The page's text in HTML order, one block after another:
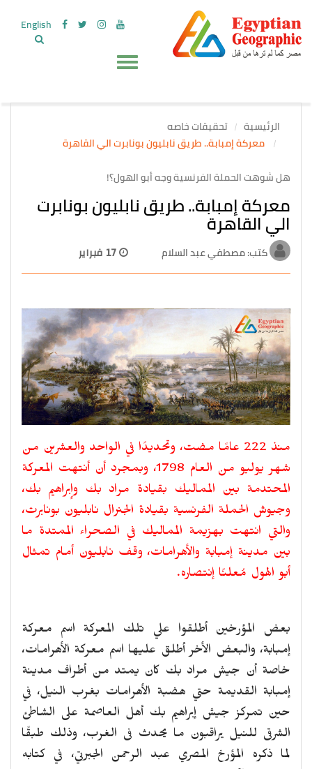
English
الرئيسية
تحقيقات خاصه
معركة إمبابة.. طريق نابليون بونابرت الي القاهرة
هل شوهت الحملة الفرنسية وجه أبو الهول؟!
معركة إمبابة.. طريق نابليون بونابرت
الي القاهرة
كتب: مصطفي عبد السلام
منذ 222 عامًا مضت، وتحديدًا في الواحد والعشرين من
شهر يوليو من العام 1798، وبمجرد أن أنتهت المعركة
المحتدمة بين المماليك بقيادة مراد بك وإبراهيم بك،
وجيوش الحملة الفرنسية بقيادة الجنرال نابليون بونابرت،
والتي انتهت بهزيمة المماليك في الصحراء الممتدة ما
بين مدينة إمبابة والأهرامات، وقف نابليون أمام تمثال
أبو الهول مُعلنًا إنتصاره.
بعض المؤرخين أطلقوا علي تلك المعركة اسم معركة
إمبابة، والبعض الأخر أطلق عليها اسم معركة الأهرامات،
خاصة أن جيش مراد بك كان يمتد من أطراف مدينة
إمبابة القديمة حتي هضبة الأهرامات بغرب النيل، في
حين تمركز جيش إبراهيم بك أهل العاصمة على الشاطئ
الشرقى للنيل يراقبون ما يحدث فى الغرب، وذلك طبقًا
لما ذكره المؤرخ المصري عبد الرحمن الجبرتي، في كتابه